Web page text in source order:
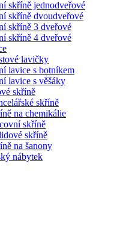
skříně jednodveřové
skříně dvoudveřové
skříně 3 dveřové
skříně 4 dveřové
lavičky
lavice s botníkem
lavice s věšáky
skříně
skříně
na chemikálie
skříně
skříně
na šanony
nábytek